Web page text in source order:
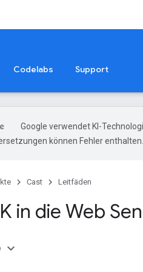
Codelabs Support
Google verwendet KI-
können Fehler enthalten.
Cast Leitfäden
in die Web